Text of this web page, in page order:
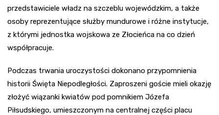
przedstawiciele władz na szczeblu wojewódzkim, a także
osoby reprezentujące służby mundurowe i różne instytucje,
z którymi jednostka wojskowa ze Złocieńca na co dzień
współpracuje.
Podczas trwania uroczystości dokonano przypomnienia
historii Święta Niepodległości. Zaproszeni goście mieli okazję
złożyć wiązanki kwiatów pod pomnikiem Józefa
Piłsudskiego, umieszczonym na centralnej części placu